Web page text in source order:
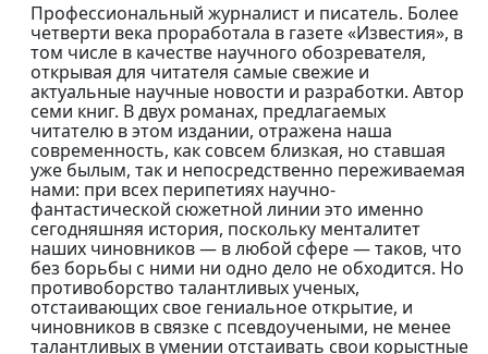
Профессиональный журналист и писатель. Более
четверти века проработала в газете «Известия», в
том числе в качестве научного обозревателя,
открывая для читателя самые свежие и
актуальные научные новости и разработки. Автор
семи книг. В двух романах, предлагаемых
читателю в этом издании, отражена наша
современность, как совсем близкая, но ставшая
уже былым, так и непосредственно переживаемая
нами: при всех перипетиях научно-
фантастической сюжетной линии это именно
сегодняшняя история, поскольку менталитет
наших чиновников — в любой сфере — таков, что
без борьбы с ними ни одно дело не обходится. Но
противоборство талантливых ученых,
отстаивающих свое гениальное открытие, и
чиновников в связке с псевдоучеными, не менее
талантливых в умении отстаивать свои корыстные